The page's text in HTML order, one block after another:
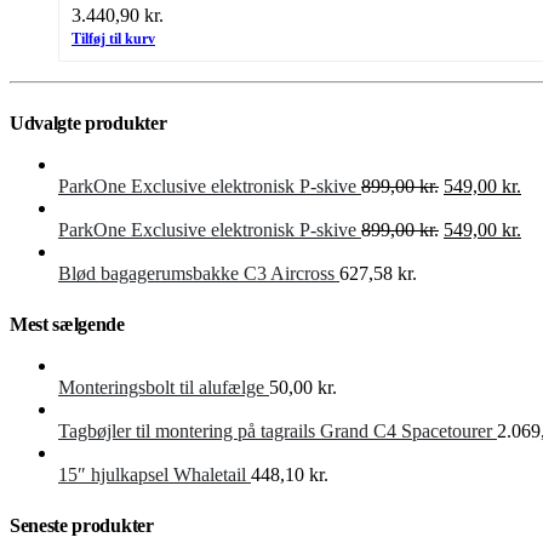
3.440,90 kr.
Tilføj til kurv
Udvalgte produkter
ParkOne Exclusive elektronisk P-skive 899,00kr. Den
pris
549,00 kr.
ParkOne Exclusive elektronisk P-skive 899,00kr. Den
549,00 kr.
Blød bagagerumsbakke C3 Aircross 627,58 kr.
Mest sælgende
Monteringsbolt til alufælge 50,00 kr.
Tagbøjler til montering på tagrails Grand C4 Spacetourer
15″ hjulkapsel Whaletail 448,10 kr.
Seneste produkter